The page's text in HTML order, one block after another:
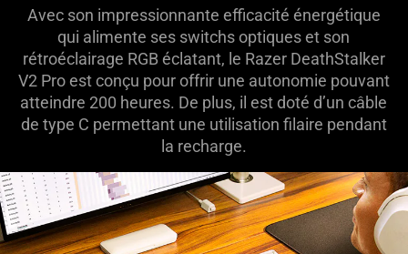
Avec son impressionnante efficacité énergétique
qui alimente ses switchs optiques et son
rétroéclairage RGB éclatant, le Razer DeathStalker
V2 Pro est conçu pour offrir une autonomie pouvant
atteindre 200 heures. De plus, il est doté d’un câble
de type C permettant une utilisation filaire pendant
la recharge.